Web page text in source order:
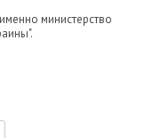
министерство